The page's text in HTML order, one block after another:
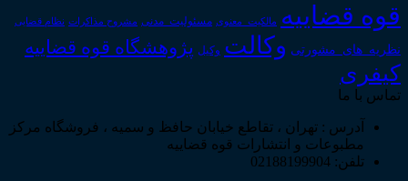
قوه قضاییه مالکیت_معنوی مسئولیت_مدنی مشروح مذاکرات نظام قضایی
نظریه_های_مشورتی وکالت وکیل پژوهشگاه قوه قضاییه
کیفری
تماس با ما
آدرس : تهران ، تقاطع خیابان حافظ و سمیه ، فروشگاه مرکز
مطبوعات و انتشارات قوه قضاییه
تلفن: 02188199904